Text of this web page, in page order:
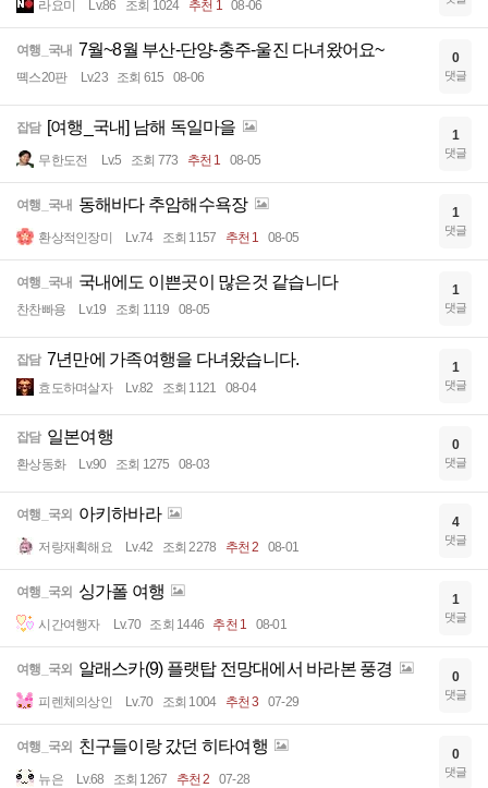
라요미 Lv.86 조회 1024 추천 1 08-06
여행_국내 7월~8월 부산-단양-충주-울진 다녀왔어요~
뗵스20판 Lv.23 조회 615 08-06
0
댓글
잡담 [여행_국내] 남해 독일마을
무한도전 Lv.5 조회 773 추천 1 08-05
1
댓글
여행_국내 동해바다 추암해수욕장
환상적인장미 Lv.74 조회 1157 추천 1 08-05
1
댓글
여행_국내 국내에도 이쁜곳이 많은것 같습니다
찬찬빠용 Lv.19 조회 1119 08-05
1
댓글
잡담 7년만에 가족여행을 다녀왔습니다.
효도하며살자 Lv.82 조회 1121 08-04
1
댓글
잡담 일본여행
환상동화 Lv.90 조회 1275 08-03
0
댓글
여행_국외 아키하바라
저랑재획해요 Lv.42 조회 2278 추천 2 08-01
4
댓글
여행_국외 싱가폴 여행
시간여행자 Lv.70 조회 1446 추천 1 08-01
1
댓글
여행_국외 알래스카(9) 플랫탑 전망대에서 바라본 풍경
피렌체의상인 Lv.70 조회 1004 추천 3 07-29
0
댓글
여행_국외 친구들이랑 갔던 히타여행
뉴은 Lv.68 조회 1267 추천 2 07-28
0
댓글